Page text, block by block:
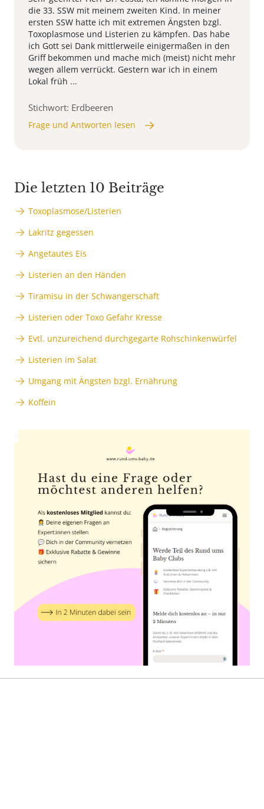
die 33. SSW mit meinem zweiten Kind. In meiner
ersten SSW hatte ich mit extremen Ängsten bzgl.
Toxoplasmose und Listerien zu kämpfen. Das habe
ich Gott sei Dank mittlerweile einigermaßen in den
Griff bekommen und mache mich (meist) nicht mehr
wegen allem verrückt. Gestern war ich in einem
Lokal früh ...
Stichwort: Erdbeeren
Frage und Antworten lesen
Die letzten 10 Beiträge
Toxoplasmose/Listerien
Lakritz gegessen
Angetautes Eis
Listerien an den Händen
Tiramisu in der Schwangerschaft
Listerien oder Toxo Gefahr Kresse
Evtl. unzureichend durchgegarte Rohschinkenwürfel
Listerien im Salat
Umgang mit Ängsten bzgl. Ernährung
Koffein